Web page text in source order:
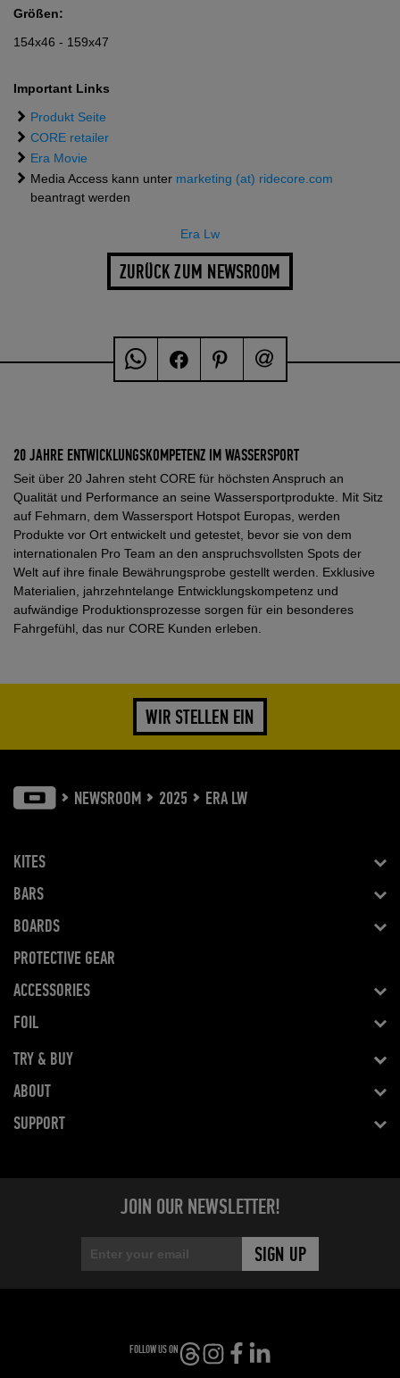
Größen:
154x46 - 159x47
Important Links
Produkt Seite
CORE retailer
Era Movie
Media Access kann unter marketing (at) ridecore.com
beantragt werden
Era Lw
ZURÜCK ZUM NEWSROOM
20 JAHRE ENTWICKLUNGSKOMPETENZ IM WASSERSPORT
Seit über 20 Jahren steht CORE für höchsten Anspruch an
Qualität und Performance an seine Wassersportprodukte. Mit Sitz
auf Fehmarn, dem Wassersport Hotspot Europas, werden
Produkte vor Ort entwickelt und getestet, bevor sie von dem
internationalen Pro Team an den anspruchsvollsten Spots der
Welt auf ihre finale Bewährungsprobe gestellt werden. Exklusive
Materialien, jahrzehntelange Entwicklungskompetenz und
aufwändige Produktionsprozesse sorgen für ein besonderes
Fahrgefühl, das nur CORE Kunden erleben.
WIR STELLEN EIN
NEWSROOM 2025 ERA LW
KITES
BARS
BOARDS
PROTECTIVE GEAR
ACCESSORIES
FOIL
TRY & BUY
ABOUT
SUPPORT
JOIN OUR NEWSLETTER!
FOLLOW US ON